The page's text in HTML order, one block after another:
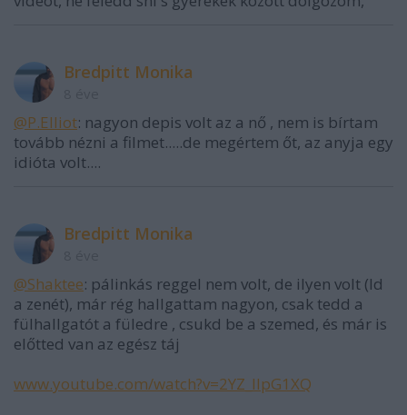
Bredpitt Monika
@P.Elliot: nagyon depis volt az a nő , nem is bírtam
tovább nézni a filmet.....de megértem őt, az anyja egy
idióta volt....
Bredpitt Monika
@Shaktee: pálinkás reggel nem volt, de ilyen volt (ld
a zenét), már rég hallgattam nagyon, csak tedd a
fülhallgatót a füledre , csukd be a szemed, és már is
előtted van az egész táj
www.youtube.com/watch?v=2YZ_lIpG1XQ